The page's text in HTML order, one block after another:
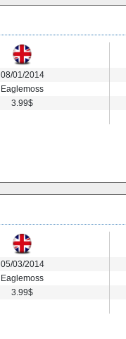
08/01/2014
Eaglemoss
3.99$
05/03/2014
Eaglemoss
3.99$